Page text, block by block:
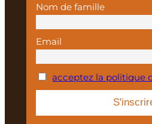
Nom de famille
Email
acceptez la politique